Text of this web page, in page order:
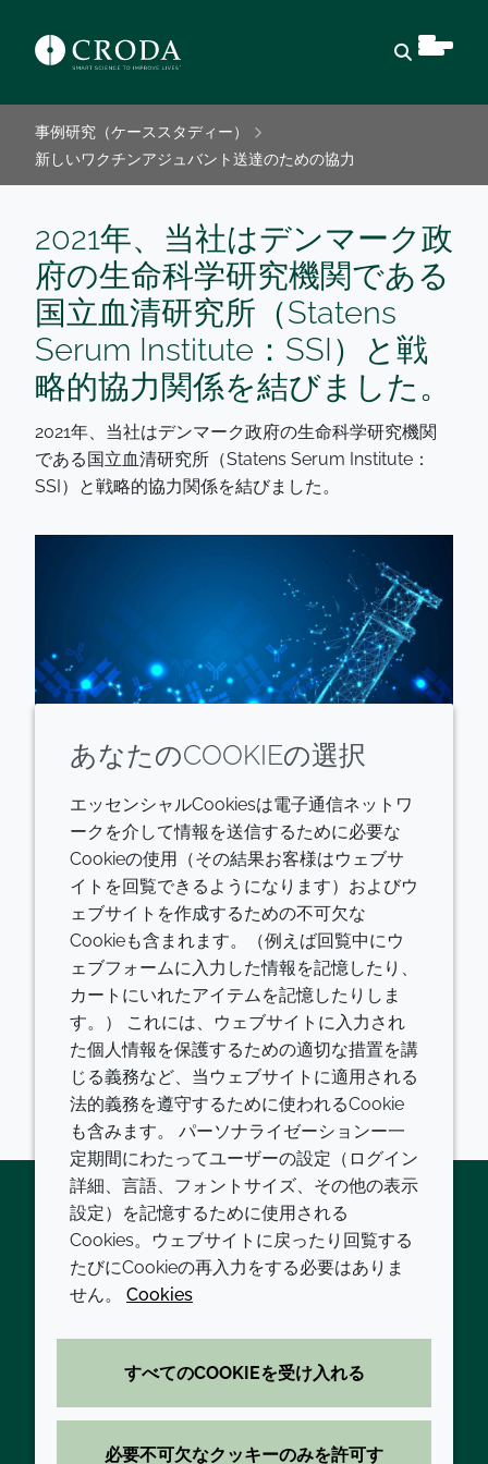
事例研究（ケーススタディー）
新しいワクチンアジュバント送達のための協力
2021年、当社はデンマーク政
府の生命科学研究機関である
国立血清研究所（Statens
Serum Institute：SSI）と戦
略的協力関係を結びました。
2021年、当社はデンマーク政府の生命科学研究機関
である国立血清研究所（Statens Serum Institute：
SSI）と戦略的協力関係を結びました。
この協力により、従来のアルミニウムベースのアジュ
バントに代わる代替品の試験を加速させることができ
るようになります。特許を取得した新しい当社アジュ
バントの数々は、現在のアジュバント技術では有効な
ワクチンとはなっていない病気に効果を現す新たな機
会をもたらしています。例えば、ある新規アジュバン
トにより、予防接種は結核やクラミジア感染症、Ａ群
連鎖球菌、マラリア、インフルエンザ、COVID-19、
RSVに対して強力な抗体反応を誘導することが可能と
なっています。
Twitter LinkedInYoutube
会社
現代の奴隷制
方針と手順
拠点一覧
利用規約
プライバシーポリシー
アクセシビリティに関する声明
あなたのCOOKIEの選択
エッセンシャルCookiesは電子通信ネットワ
ークを介して情報を送信するために必要な
Cookieの使用（その結果お客様はウェブサ
イトを回覧できるようになります）およびウ
ェブサイトを作成するための不可欠な
Cookieも含まれます。（例えば回覧中にウ
ェブフォームに入力した情報を記憶したり、
カートにいれたアイテムを記憶したりしま
す。） これには、ウェブサイトに入力され
た個人情報を保護するための適切な措置を講
じる義務など、当ウェブサイトに適用される
法的義務を遵守するために使われるCookie
も含みます。 パーソナライゼーションー一
定期間にわたってユーザーの設定（ログイン
詳細、言語、フォントサイズ、その他の表示
設定）を記憶するために使用される
Cookies。ウェブサイトに戻ったり回覧する
たびにCookieの再入力をする必要はありま
せん。 Cookies
すべてのCOOKIEを受け入れる
必要不可欠なクッキーのみを許可す